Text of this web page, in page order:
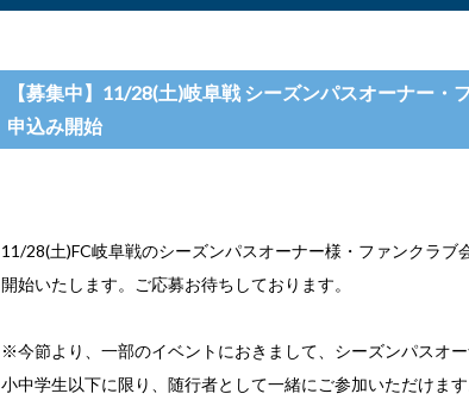
【募集中】11/28(土)岐阜戦 シーズンパスオーナー・
申込み開始
11/28(土)FC岐阜戦のシーズンパスオーナー様・ファンクラブ
開始いたします。ご応募お待ちしております。
※今節より、一部のイベントにおきまして、シーズンパスオ
小中学生以下に限り、随行者として一緒にご参加いただけます